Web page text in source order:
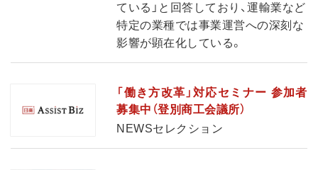
ている」と回答しており、運輸業など
特定の業種では事業運営への深刻な
影響が顕在化している。
「働き方改革」対応セミナー 参加者
募集中（登別商工会議所）
NEWSセレクション